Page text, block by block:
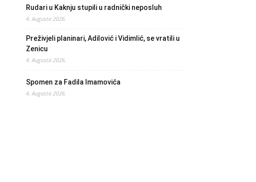
Rudari u Kaknju stupili u radnički neposluh
4. Augusta 2026.
Preživjeli planinari, Adilović i Vidimlić, se vratili u
Zenicu
4. Augusta 2026.
Spomen za Fadila Imamovića
4. Augusta 2026.